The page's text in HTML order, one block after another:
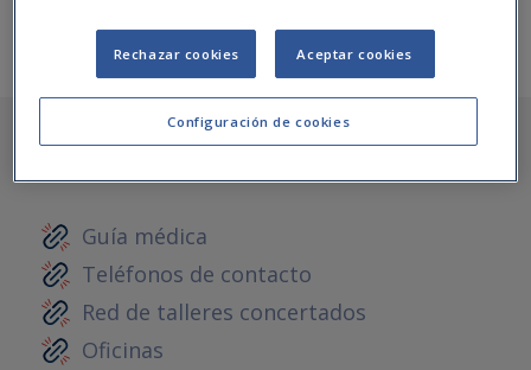
Información y servicios
Guía médica
Teléfonos de contacto
Red de talleres concertados
Oficinas
Configuración de cookies
Rechazar cookies Aceptar cookies